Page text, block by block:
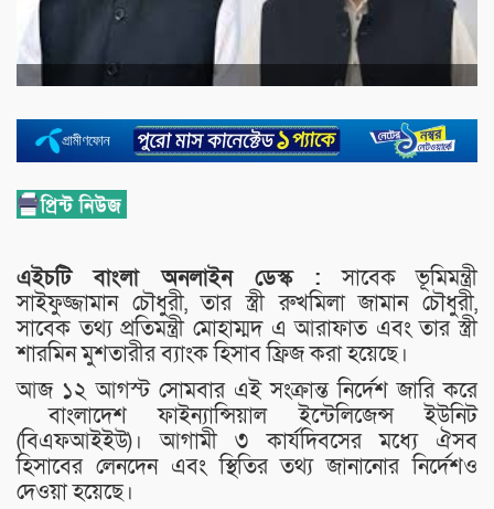
এইচটি বাংলা অনলাইন ডেস্ক : সাবেক ভূমিমন্ত্রী
সাইফুজ্জামান চৌধুরী, তার স্ত্রী রুখমিলা জামান চৌধুরী,
সাবেক তথ্য প্রতিমন্ত্রী মোহাম্মদ এ আরাফাত এবং তার স্ত্রী
শারমিন মুশতারীর ব্যাংক হিসাব ফ্রিজ করা হয়েছে।
আজ ১২ আগস্ট সোমবার এই সংক্রান্ত নির্দেশ জারি করে
বাংলাদেশ ফাইন্যান্সিয়াল ইন্টেলিজেন্স ইউনিট
(বিএফআইইউ)। আগামী ৩ কার্যদিবসের মধ্যে ঐসব
হিসাবের লেনদেন এবং স্থিতির তথ্য জানানোর নির্দেশও
দেওয়া হয়েছে।